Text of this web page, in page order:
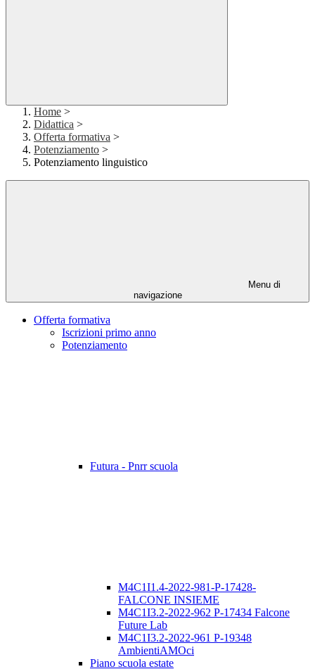
Home >
Didattica >
Offerta formativa >
Potenziamento >
Potenziamento linguistico
Menu di
navigazione
Offerta formativa
Iscrizioni primo anno
Potenziamento
Futura - Pnrr scuola
M4C1I1.4-2022-981-P-17428-
FALCONE INSIEME
M4C1I3.2-2022-962 P-17434 Falcone
Future Lab
M4C1I3.2-2022-961 P-19348
AmbientiAMOci
Piano scuola estate